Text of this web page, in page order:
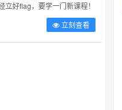
立好flag，要学一门新课程！
？那我偷偷告诉你：迅维培
维修技能培训机... 立刻查看